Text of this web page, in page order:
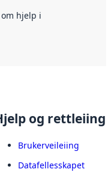
hjelp i
og rettleiing
Brukerveileiing
Datafellesskapet